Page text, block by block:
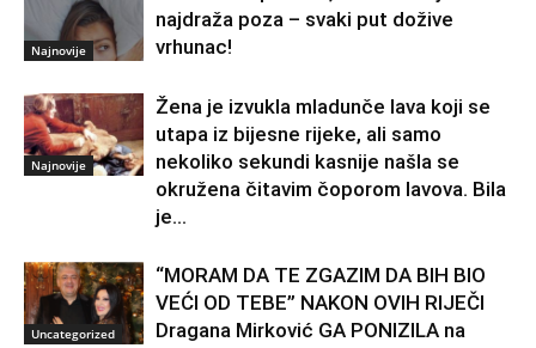
Najnovije
najdraža poza – svaki put dožive
vrhunac!
Najnovije
Žena je izvukla mladunče lava koji se
utapa iz bijesne rijeke, ali samo
nekoliko sekundi kasnije našla se
okružena čitavim čoporom lavova. Bila
je...
Uncategorized
“MORAM DA TE ZGAZIM DA BIH BIO
VEĆI OD TEBE” NAKON OVIH RIJEČI
Dragana Mirković GA PONIZILA na